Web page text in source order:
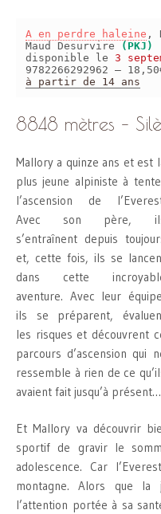
A en perdre haleine ,
Maud Desurvire
(PKJ)
disponible le 3
9782266292962 –
à partir de 14 ans
8848 mètres –
Mallory a quinze ans et est
plus jeune alpiniste à
l’ascension de
Avec son père,
s’entraînent depuis
et, cette fois, ils se
dans cette
aventure. Avec leur
ils se préparent,
les risques et découvrent
parcours d’ascension qui
ressemble à rien de ce
avaient fait jusqu’à présent…
Et Mallory va découvrir
sportif de gravir le
adolescence. Car
montagne. Alors que
l’attention portée à sa